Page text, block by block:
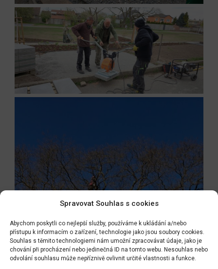
Spravovat Souhlas s cookies
Abychom poskytli co nejlepší služby, používáme k ukládání a/nebo
přístupu k informacím o zařízení, technologie jako jsou soubory cookies.
Souhlas s těmito technologiemi nám umožní zpracovávat údaje, jako je
chování při procházení nebo jedinečná ID na tomto webu. Nesouhlas nebo
odvolání souhlasu může nepříznivě ovlivnit určité vlastnosti a funkce.